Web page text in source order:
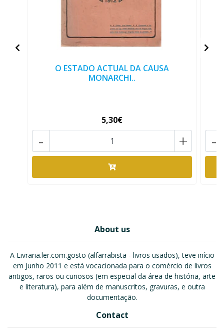
O ESTADO ACTUAL DA CAUSA
MONARCHI..
5,30€
+
- -
About us
A Livraria.ler.com.gosto (alfarrabista - livros usados), teve início
em Junho 2011 e está vocacionada para o comércio de livros
antigos, raros ou curiosos (em especial da área de história, arte
e literatura), para além de manuscritos, gravuras, e outra
documentação.
Contact